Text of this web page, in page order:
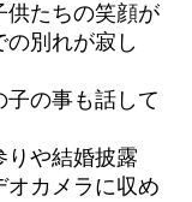
供たちの笑顔が
別れが寂し
子の事も話して
りや結婚披露
オカメラに収め